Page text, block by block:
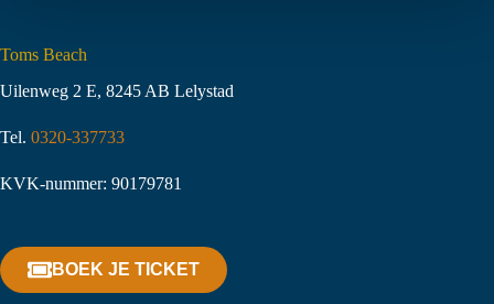
Toms Beach
Uilenweg 2 E, 8245 AB Lelystad
Tel. 0320-337733
KVK-nummer: 90179781
BOEK JE TICKET